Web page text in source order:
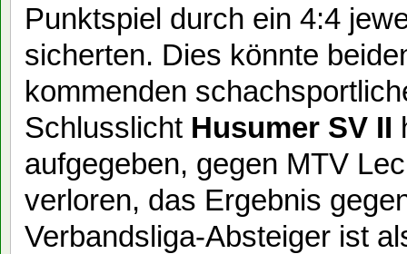
Punktspiel durch ein 4:4
sicherten. Dies könnte
kommenden
Schlusslicht Husumer SV II
aufgegeben, gegen MTV
verloren, das Ergebnis
Verbandsliga-Absteiger ist